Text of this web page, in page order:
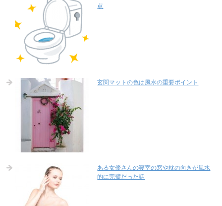
点
玄関マットの色は風水の重要ポイント
ある女優さんの寝室の窓や枕の向きが風水
的に完璧だった話